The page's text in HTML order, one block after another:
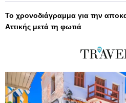
Το χρονοδιάγραμμα για την
Αττικής μετά τη φωτιά